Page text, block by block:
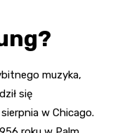
muzyka,
się
w Chicago.